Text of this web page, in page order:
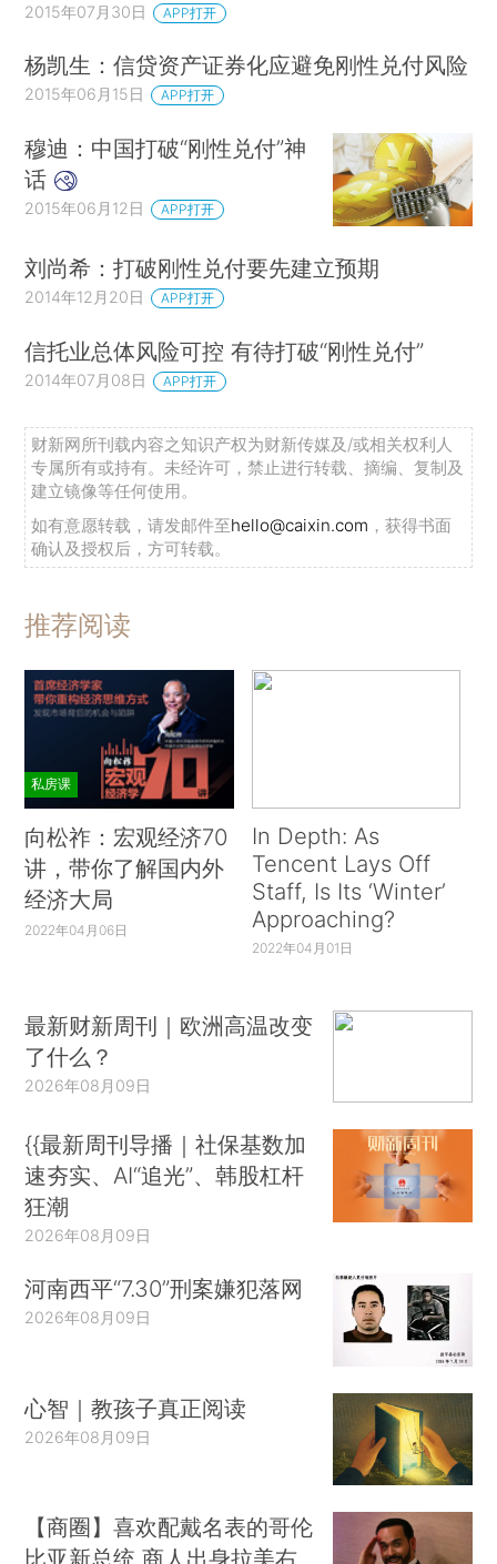
2015年07月30日 APP打开
杨凯生：信贷资产证券化应避免刚性兑付风险
2015年06月15日 APP打开
穆迪：中国打破“刚性兑付”神
话
2015年06月12日 APP打开
刘尚希：打破刚性兑付要先建立预期
2014年12月20日 APP打开
信托业总体风险可控 有待打破“刚性兑付”
2014年07月08日 APP打开
财新网所刊载内容之知识产权为财新传媒及/或相关权利人
专属所有或持有。未经许可，禁止进行转载、摘编、复制及
建立镜像等任何使用。
如有意愿转载，请发邮件至hello@caixin.com ，获得书面
确认及授权后，方可转载。
推荐阅读
私房课
向松祚：宏观经济70
讲，带你了解国内外
经济大局
2022年04月06日
In Depth: As
Tencent Lays Off
Staff, Is Its ‘Winter’
Approaching?
2022年04月01日
最新财新周刊｜欧洲高温改变
了什么？
2026年08月09日
{{最新周刊导播｜社保基数加
速夯实、AI“追光”、韩股杠杆
狂潮
2026年08月09日
河南西平“7.30”刑案嫌犯落网
2026年08月09日
心智｜教孩子真正阅读
2026年08月09日
【商圈】喜欢配戴名表的哥伦
比亚新总统 商人出身拉美右